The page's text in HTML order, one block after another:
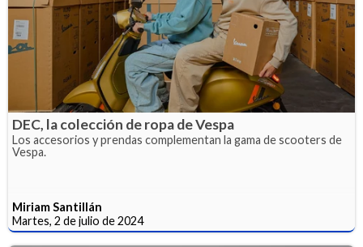
DEC, la colección de ropa de Vespa
Los accesorios y prendas complementan la gama de scooters de
Vespa.
Miriam Santillán
Martes, 2 de julio de 2024